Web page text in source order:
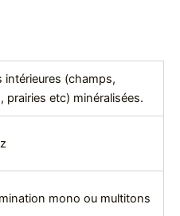
intérieures (champs,
prairies etc) minéralisées.
mono ou multitons